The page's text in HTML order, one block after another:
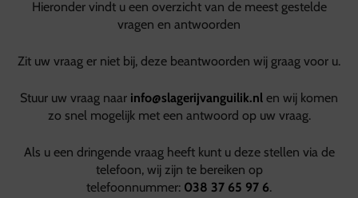
Hieronder vindt u een overzicht van de meest gestelde
vragen en antwoorden
Zit uw vraag er niet bij, deze beantwoorden wij graag voor u.
Stuur uw vraag naar info@slagerijvanguilik.nl en wij komen
zo snel mogelijk met een antwoord op uw vraag.
Als u een dringende vraag heeft kunt u deze stellen via de
telefoon, wij zijn te bereiken op
telefoonnummer: 038 37 65 97 6.